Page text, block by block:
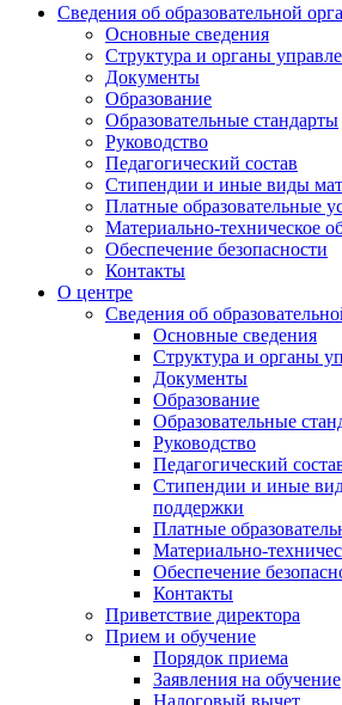
Сведения об образовательной
Основные сведения
Структура и органы
Документы
Образование
Образовательные стандарты
Руководство
Педагогический состав
Стипендии и иные виды
Платные образовательные
Материально-техническое
Обеспечение безопасности
Контакты
О центре
Сведения об
Основные сведения
Структура и органы
Документы
Образование
Образовательные
Руководство
Педагогический
Стипендии и иные
поддержки
Платные
Материально-
Обеспечение
Контакты
Приветствие директора
Прием и обучение
Порядок приема
Заявления на обучение
Налоговый вычет